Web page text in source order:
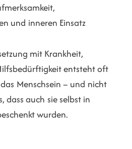
und inneren Einsatz
mit Krankheit,
entsteht oft
Menschsein – und nicht
dass auch sie selbst in
wurden.